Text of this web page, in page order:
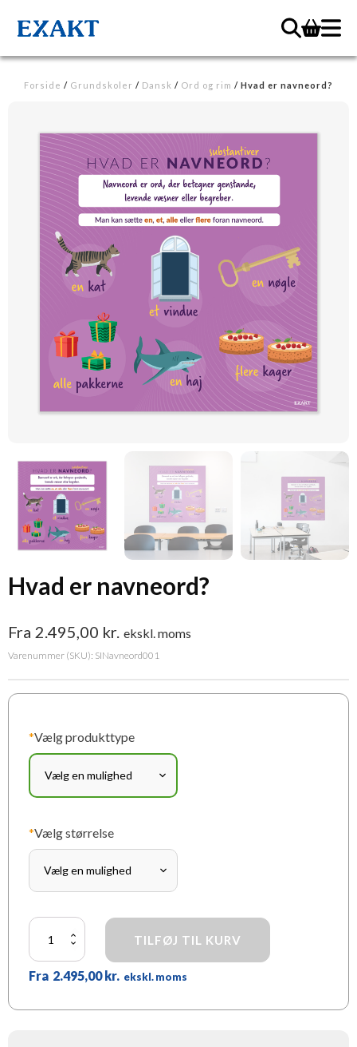
Forside / Grundskoler / Dansk / Ord og rim / Hvad er navneord?
Hvad er navneord?
Fra 2.495,00 kr. ekskl. moms
Varenummer (SKU): SINavneord001
*Vælg produkttype
*Vælg størrelse
navneord?
antal
TILFØJ TIL KURV
Fra 2.495,00 kr. ekskl. moms